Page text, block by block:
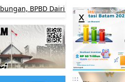
Dairi Bergerak Cepat Pulihkan
x